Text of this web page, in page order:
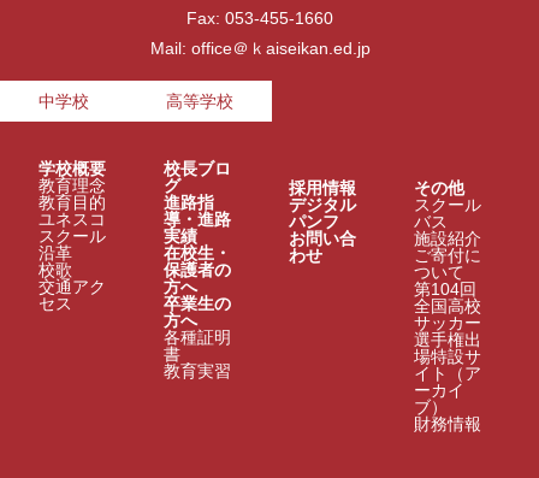
Fax: 053-455-1660
Mail: office＠ｋaiseikan.ed.jp
中学校 高等学校
学校概要
教育理念
教育目的
ユネスコ
スクール
沿革
校歌
交通アク
セス
校長ブロ
グ
進路指
導・進路
実績
在校生・
保護者の
方へ
卒業生の
方へ
各種証明
書
教育実習
採用情報
デジタル
パンフ
お問い合
わせ
その他
スクール
バス
施設紹介
ご寄付に
ついて
第104回
全国高校
サッカー
選手権出
場特設サ
イト（ア
ーカイ
ブ）
財務情報